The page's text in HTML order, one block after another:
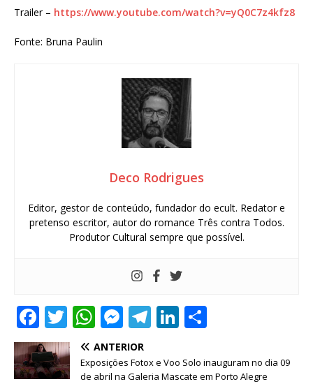
Trailer – https://www.youtube.com/watch?v=yQ0C7z4kfz8
Fonte: Bruna Paulin
Deco Rodrigues
Editor, gestor de conteúdo, fundador do ecult. Redator e
pretenso escritor, autor do romance Três contra Todos.
Produtor Cultural sempre que possível.
F
a
c
e
T
w
it
te
W
h
at
s
M
e
ss
e
T
e
g
Li
k
e
ar
e
ANTERIOR
Exposições Fotox e Voo Solo inauguram no dia 09
de abril na Galeria Mascate em Porto Alegre